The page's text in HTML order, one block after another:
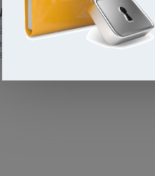
Отдельные отрасли экономики
Министров Республики